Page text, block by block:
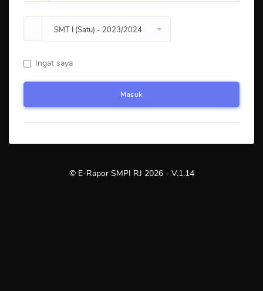
SMT I (Satu) - 2023/2024
Ingat saya
Masuk
© E-Rapor SMPI RJ 2026 - V.1.14